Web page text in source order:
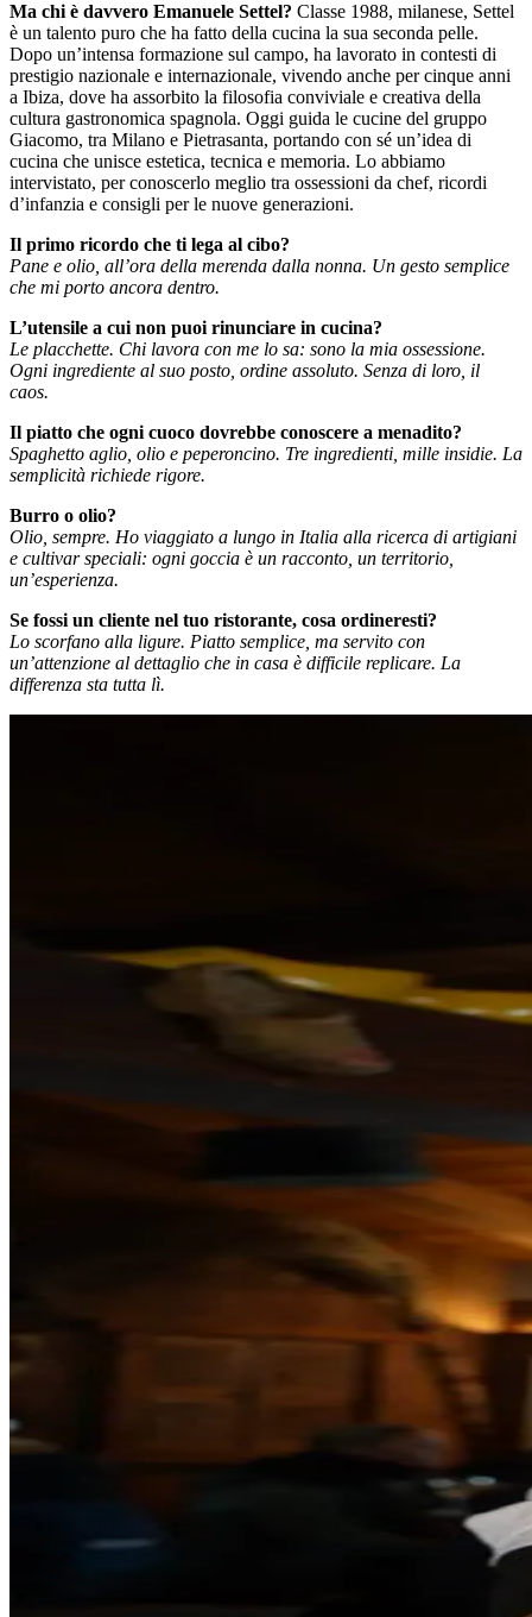
Ma chi è davvero Emanuele Settel? Classe 1988, milanese, Settel
è un talento puro che ha fatto della cucina la sua seconda pelle.
Dopo un’intensa formazione sul campo, ha lavorato in contesti di
prestigio nazionale e internazionale, vivendo anche per cinque anni
a Ibiza, dove ha assorbito la filosofia conviviale e creativa della
cultura gastronomica spagnola. Oggi guida le cucine del gruppo
Giacomo, tra Milano e Pietrasanta, portando con sé un’idea di
cucina che unisce estetica, tecnica e memoria. Lo abbiamo
intervistato, per conoscerlo meglio tra ossessioni da chef, ricordi
d’infanzia e consigli per le nuove generazioni.
Il primo ricordo che ti lega al cibo?
Pane e olio, all’ora della merenda dalla nonna. Un gesto semplice
che mi porto ancora dentro.
L’utensile a cui non puoi rinunciare in cucina?
Le placchette. Chi lavora con me lo sa: sono la mia ossessione.
Ogni ingrediente al suo posto, ordine assoluto. Senza di loro, il
caos.
Il piatto che ogni cuoco dovrebbe conoscere a menadito?
Spaghetto aglio, olio e peperoncino. Tre ingredienti, mille insidie. La
semplicità richiede rigore.
Burro o olio?
Olio, sempre. Ho viaggiato a lungo in Italia alla ricerca di artigiani
e cultivar speciali: ogni goccia è un racconto, un territorio,
un’esperienza.
Se fossi un cliente nel tuo ristorante, cosa ordineresti?
Lo scorfano alla ligure. Piatto semplice, ma servito con
un’attenzione al dettaglio che in casa è difficile replicare. La
differenza sta tutta lì.